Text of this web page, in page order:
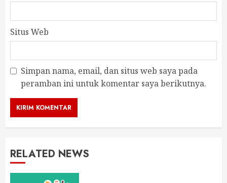
Situs Web
Simpan nama, email, dan situs web saya pada
peramban ini untuk komentar saya berikutnya.
RELATED NEWS